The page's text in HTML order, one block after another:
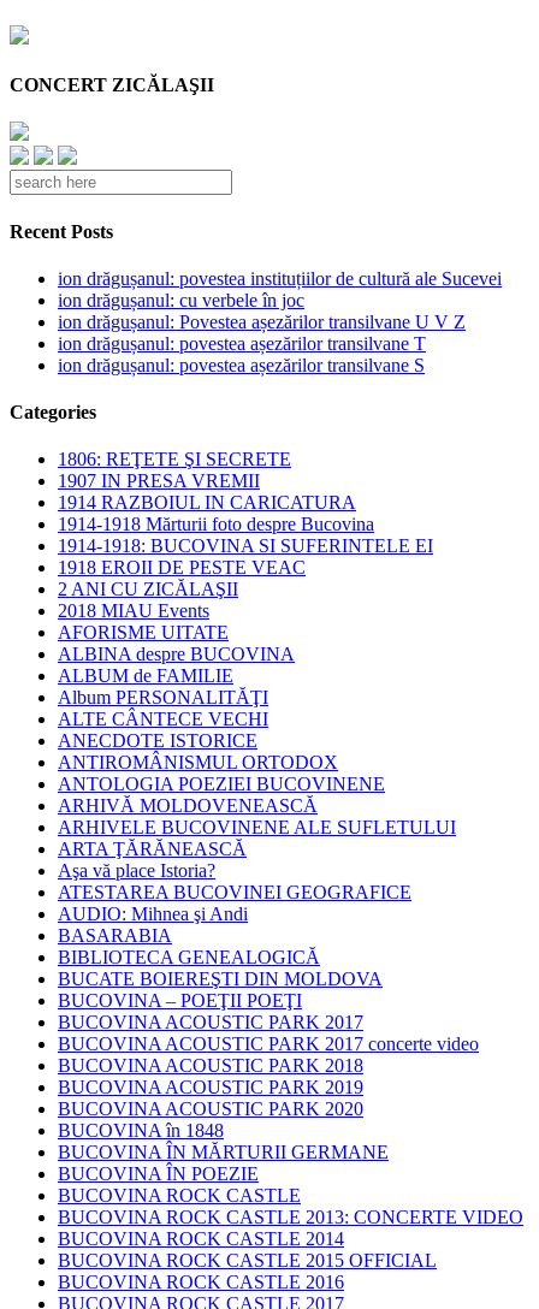
CONCERT ZICĂLAŞII
Recent Posts
ion drăgușanul: povestea instituțiilor de cultură ale Sucevei
ion drăgușanul: cu verbele în joc
ion drăgușanul: Povestea așezărilor transilvane U V Z
ion drăgușanul: povestea așezărilor transilvane T
ion drăgușanul: povestea așezărilor transilvane S
Categories
1806: REŢETE ŞI SECRETE
1907 IN PRESA VREMII
1914 RAZBOIUL IN CARICATURA
1914-1918 Mărturii foto despre Bucovina
1914-1918: BUCOVINA SI SUFERINTELE EI
1918 EROII DE PESTE VEAC
2 ANI CU ZICĂLAŞII
2018 MIAU Events
AFORISME UITATE
ALBINA despre BUCOVINA
ALBUM de FAMILIE
Album PERSONALITĂŢI
ALTE CÂNTECE VECHI
ANECDOTE ISTORICE
ANTIROMÂNISMUL ORTODOX
ANTOLOGIA POEZIEI BUCOVINENE
ARHIVĂ MOLDOVENEASCĂ
ARHIVELE BUCOVINENE ALE SUFLETULUI
ARTA ŢĂRĂNEASCĂ
Aşa vă place Istoria?
ATESTAREA BUCOVINEI GEOGRAFICE
AUDIO: Mihnea şi Andi
BASARABIA
BIBLIOTECA GENEALOGICĂ
BUCATE BOIEREŞTI DIN MOLDOVA
BUCOVINA – POEŢII POEŢI
BUCOVINA ACOUSTIC PARK 2017
BUCOVINA ACOUSTIC PARK 2017 concerte video
BUCOVINA ACOUSTIC PARK 2018
BUCOVINA ACOUSTIC PARK 2019
BUCOVINA ACOUSTIC PARK 2020
BUCOVINA în 1848
BUCOVINA ÎN MĂRTURII GERMANE
BUCOVINA ÎN POEZIE
BUCOVINA ROCK CASTLE
BUCOVINA ROCK CASTLE 2013: CONCERTE VIDEO
BUCOVINA ROCK CASTLE 2014
BUCOVINA ROCK CASTLE 2015 OFFICIAL
BUCOVINA ROCK CASTLE 2016
BUCOVINA ROCK CASTLE 2017